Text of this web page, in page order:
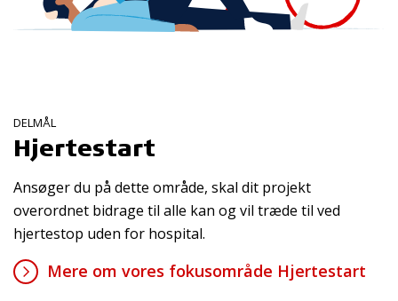
DELMÅL
Hjertestart
Ansøger du på dette område, skal dit projekt
overordnet bidrage til alle kan og vil træde til ved
hjertestop uden for hospital.
Mere om vores fokusområde Hjertestart